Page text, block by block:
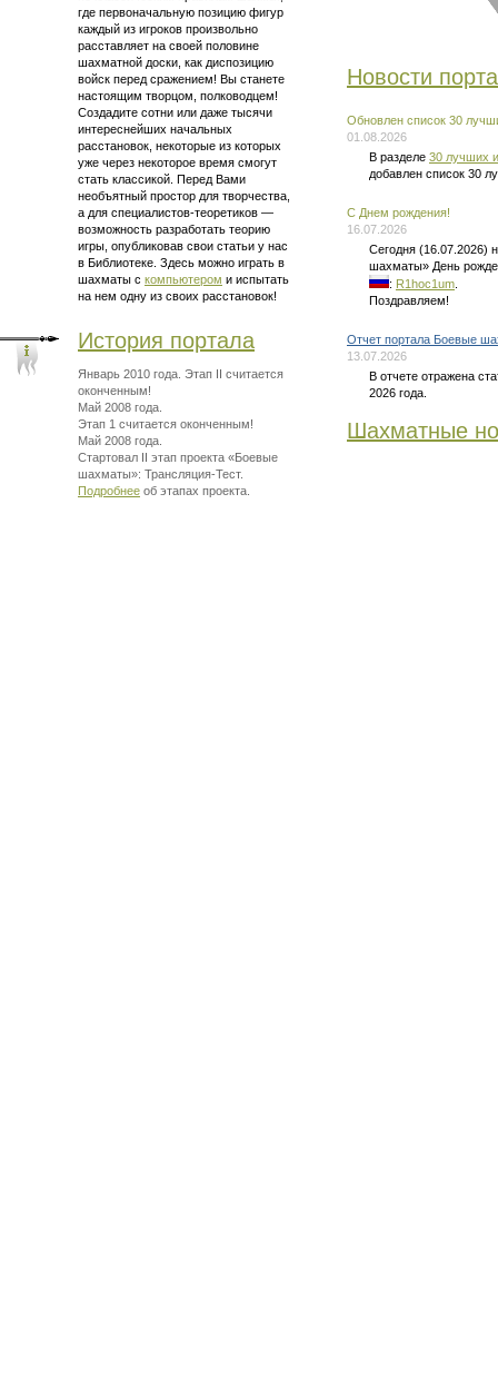
где первоначальную позицию фигур
каждый из игроков произвольно
расставляет на своей половине
шахматной доски, как диспозицию
войск перед сражением! Вы станете
настоящим творцом, полководцем!
Создадите сотни или даже тысячи
интереснейших начальных
расстановок, некоторые из которых
уже через некоторое время смогут
стать классикой. Перед Вами
необъятный простор для творчества,
а для специалистов-теоретиков —
возможность разработать теорию
игры, опубликовав свои статьи у нас
в Библиотеке. Здесь можно играть в
шахматы с компьютером и испытать
на нем одну из своих расстановок!
История портала
Январь 2010 года. Этап II считается
оконченным!
Май 2008 года.
Этап 1 считается оконченным!
Май 2008 года.
Стартовал II этап проекта «Боевые
шахматы»: Трансляция-Тест.
Подробнее об этапах проекта.
Новости
Обновлен список 30
01.08.2026
В разделе 30 лучших
добавлен список 30
C Днем рождения!
16.07.2026
Сегодня (16.07.2026)
шахматы» День
: R1hoc1um
Поздравляем!
Отчет портала Боевые
13.07.2026
В отчете отражена
2026 года.
Шахматные